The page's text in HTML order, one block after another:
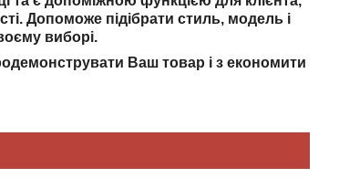
Допоможе підібрати стиль, модель і
виборі.
Ваш товар і з економити